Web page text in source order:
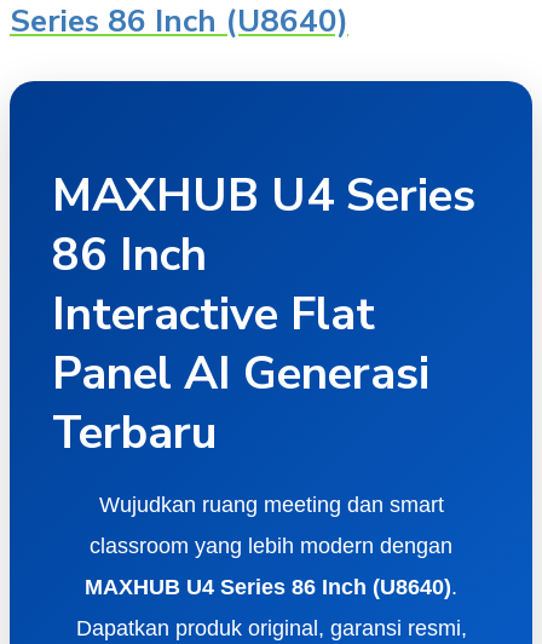
Series 86 Inch (U8640)
MAXHUB U4 Series
86 Inch
Interactive Flat
Panel AI Generasi
Terbaru
Wujudkan ruang meeting dan smart
classroom yang lebih modern dengan
MAXHUB U4 Series 86 Inch (U8640).
Dapatkan produk original, garansi resmi,